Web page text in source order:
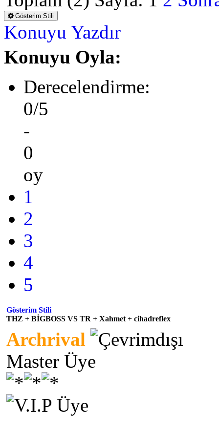
Gösterim Stili
Konuyu Yazdır
Konuyu Oyla:
Derecelendirme:
0/5
-
0
oy
1
2
3
4
5
Gösterim Stili
THZ + BİGBOSS VS TR + Xahmet + cihadreflex
Archrival
Master Üye